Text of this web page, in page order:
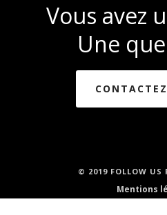
Vous avez
Une
© 2019 FOLLOW US
Mentions